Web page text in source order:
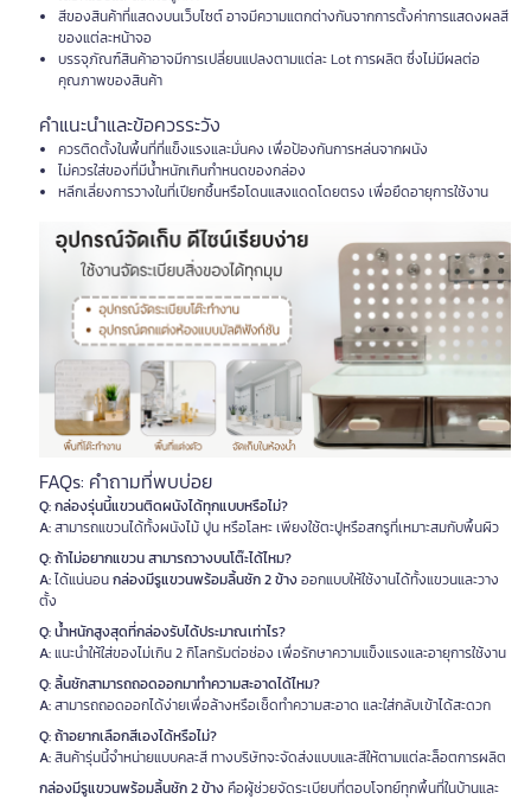
สีของสินค้าที่แสดงบนเว็บไซต์ อาจมีความแตกต่างกันจากการตั้งค่าการแสดงผลสี
ของแต่ละหน้าจอ
บรรจุภัณฑ์สินค้าอาจมีการเปลี่ยนแปลงตามแต่ละ Lot การผลิต ซึ่งไม่มีผลต่อ
คุณภาพของสินค้า
คำแนะนำและข้อควรระวัง
ควรติดตั้งในพื้นที่ที่แข็งแรงและมั่นคง เพื่อป้องกันการหล่นจากผนัง
ไม่ควรใส่ของที่มีน้ำหนักเกินกำหนดของกล่อง
หลีกเลี่ยงการวางในที่เปียกชื้นหรือโดนแสงแดดโดยตรง เพื่อยืดอายุการใช้งาน
FAQs: คำถามที่พบบ่อย
Q: กล่องรุ่นนี้แขวนติดผนังได้ทุกแบบหรือไม่?
A:สามารถแขวนได้ทั้งผนังไม้ ปูน หรือโลหะ เพียงใช้ตะปูหรือสกรูที่เหมาะสมกับพื้นผิว
Q: ถ้าไม่อยากแขวน สามารถวางบนโต๊ะได้ไหม?
A:ได้แน่นอนกล่องมีรูแขวนพร้อมลิ้นชัก 2 ข้างออกแบบให้ใช้งานได้ทั้งแขวนและวาง
ตั้ง
Q: น้ำหนักสูงสุดที่กล่องรับได้ประมาณเท่าไร?
A:แนะนำให้ใส่ของไม่เกิน 2 กิโลกรัมต่อช่อง เพื่อรักษาความแข็งแรงและอายุการใช้งาน
Q: ลิ้นชักสามารถถอดออกมาทำความสะอาดได้ไหม?
A:สามารถถอดออกได้ง่ายเพื่อล้างหรือเช็ดทำความสะอาด และใส่กลับเข้าได้สะดวก
Q: ถ้าอยากเลือกสีเองได้หรือไม่?
A:สินค้ารุ่นนี้จำหน่ายแบบคละสี ทางบริษัทจะจัดส่งแบบและสีให้ตามแต่ละล็อตการผลิต
กล่องมีรูแขวนพร้อมลิ้นชัก 2 ข้างคือผู้ช่วยจัดระเบียบที่ตอบโจทย์ทุกพื้นที่ในบ้านและ